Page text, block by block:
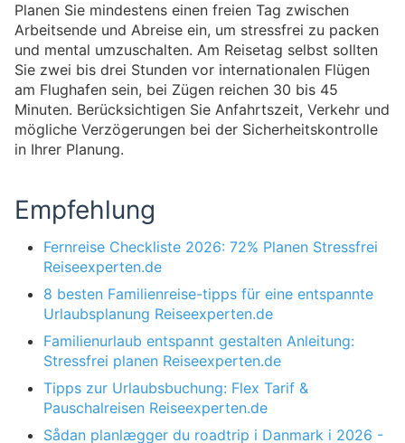
Planen Sie mindestens einen freien Tag zwischen
Arbeitsende und Abreise ein, um stressfrei zu packen
und mental umzuschalten. Am Reisetag selbst sollten
Sie zwei bis drei Stunden vor internationalen Flügen
am Flughafen sein, bei Zügen reichen 30 bis 45
Minuten. Berücksichtigen Sie Anfahrtszeit, Verkehr und
mögliche Verzögerungen bei der Sicherheitskontrolle
in Ihrer Planung.
Empfehlung
Fernreise Checkliste 2026: 72% Planen Stressfrei
Reiseexperten.de
8 besten Familienreise-tipps für eine entspannte
Urlaubsplanung Reiseexperten.de
Familienurlaub entspannt gestalten Anleitung:
Stressfrei planen Reiseexperten.de
Tipps zur Urlaubsbuchung: Flex Tarif &
Pauschalreisen Reiseexperten.de
Sådan planlægger du roadtrip i Danmark i 2026 -